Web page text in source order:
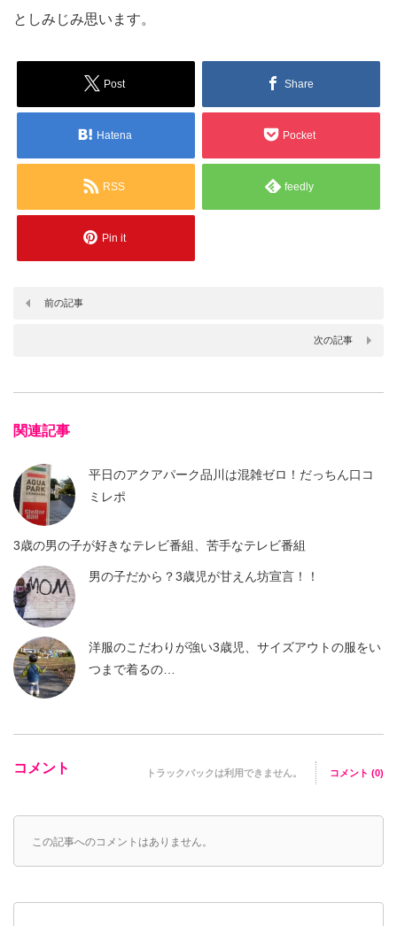
としみじみ思います。
Post Share
Hatena Pocket
RSS feedly
Pin it
前の記事
次の記事
関連記事
平日のアクアパーク品川は混雑ゼロ！だっちん口コ
ミレポ
3歳の男の子が好きなテレビ番組、苦手なテレビ番組
男の子だから？3歳児が甘えん坊宣言！！
洋服のこだわりが強い3歳児、サイズアウトの服をい
つまで着るの…
コメント トラックバックは利用できません。 コメント (0)
この記事へのコメントはありません。